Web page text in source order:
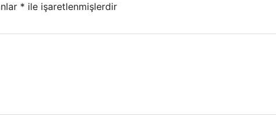
* ile işaretlenmişlerdir